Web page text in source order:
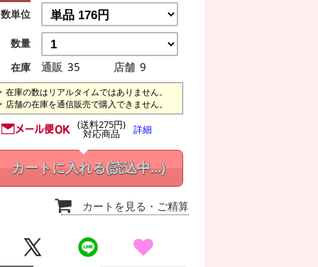
数単位
数量
在庫
通販 35 店舗 9
在庫の数はリアルタイムではありません。
店舗の在庫を通信販売で購入できません。
(送料275円)
対応商品 詳細
カートに入れる(読込中...)
カートを見る ・ご精算